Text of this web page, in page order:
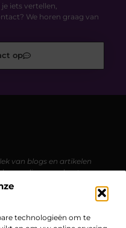
technologieën om te
iets vertellen,
We horen graag van
op
van blogs en artikelen
die graag leest,